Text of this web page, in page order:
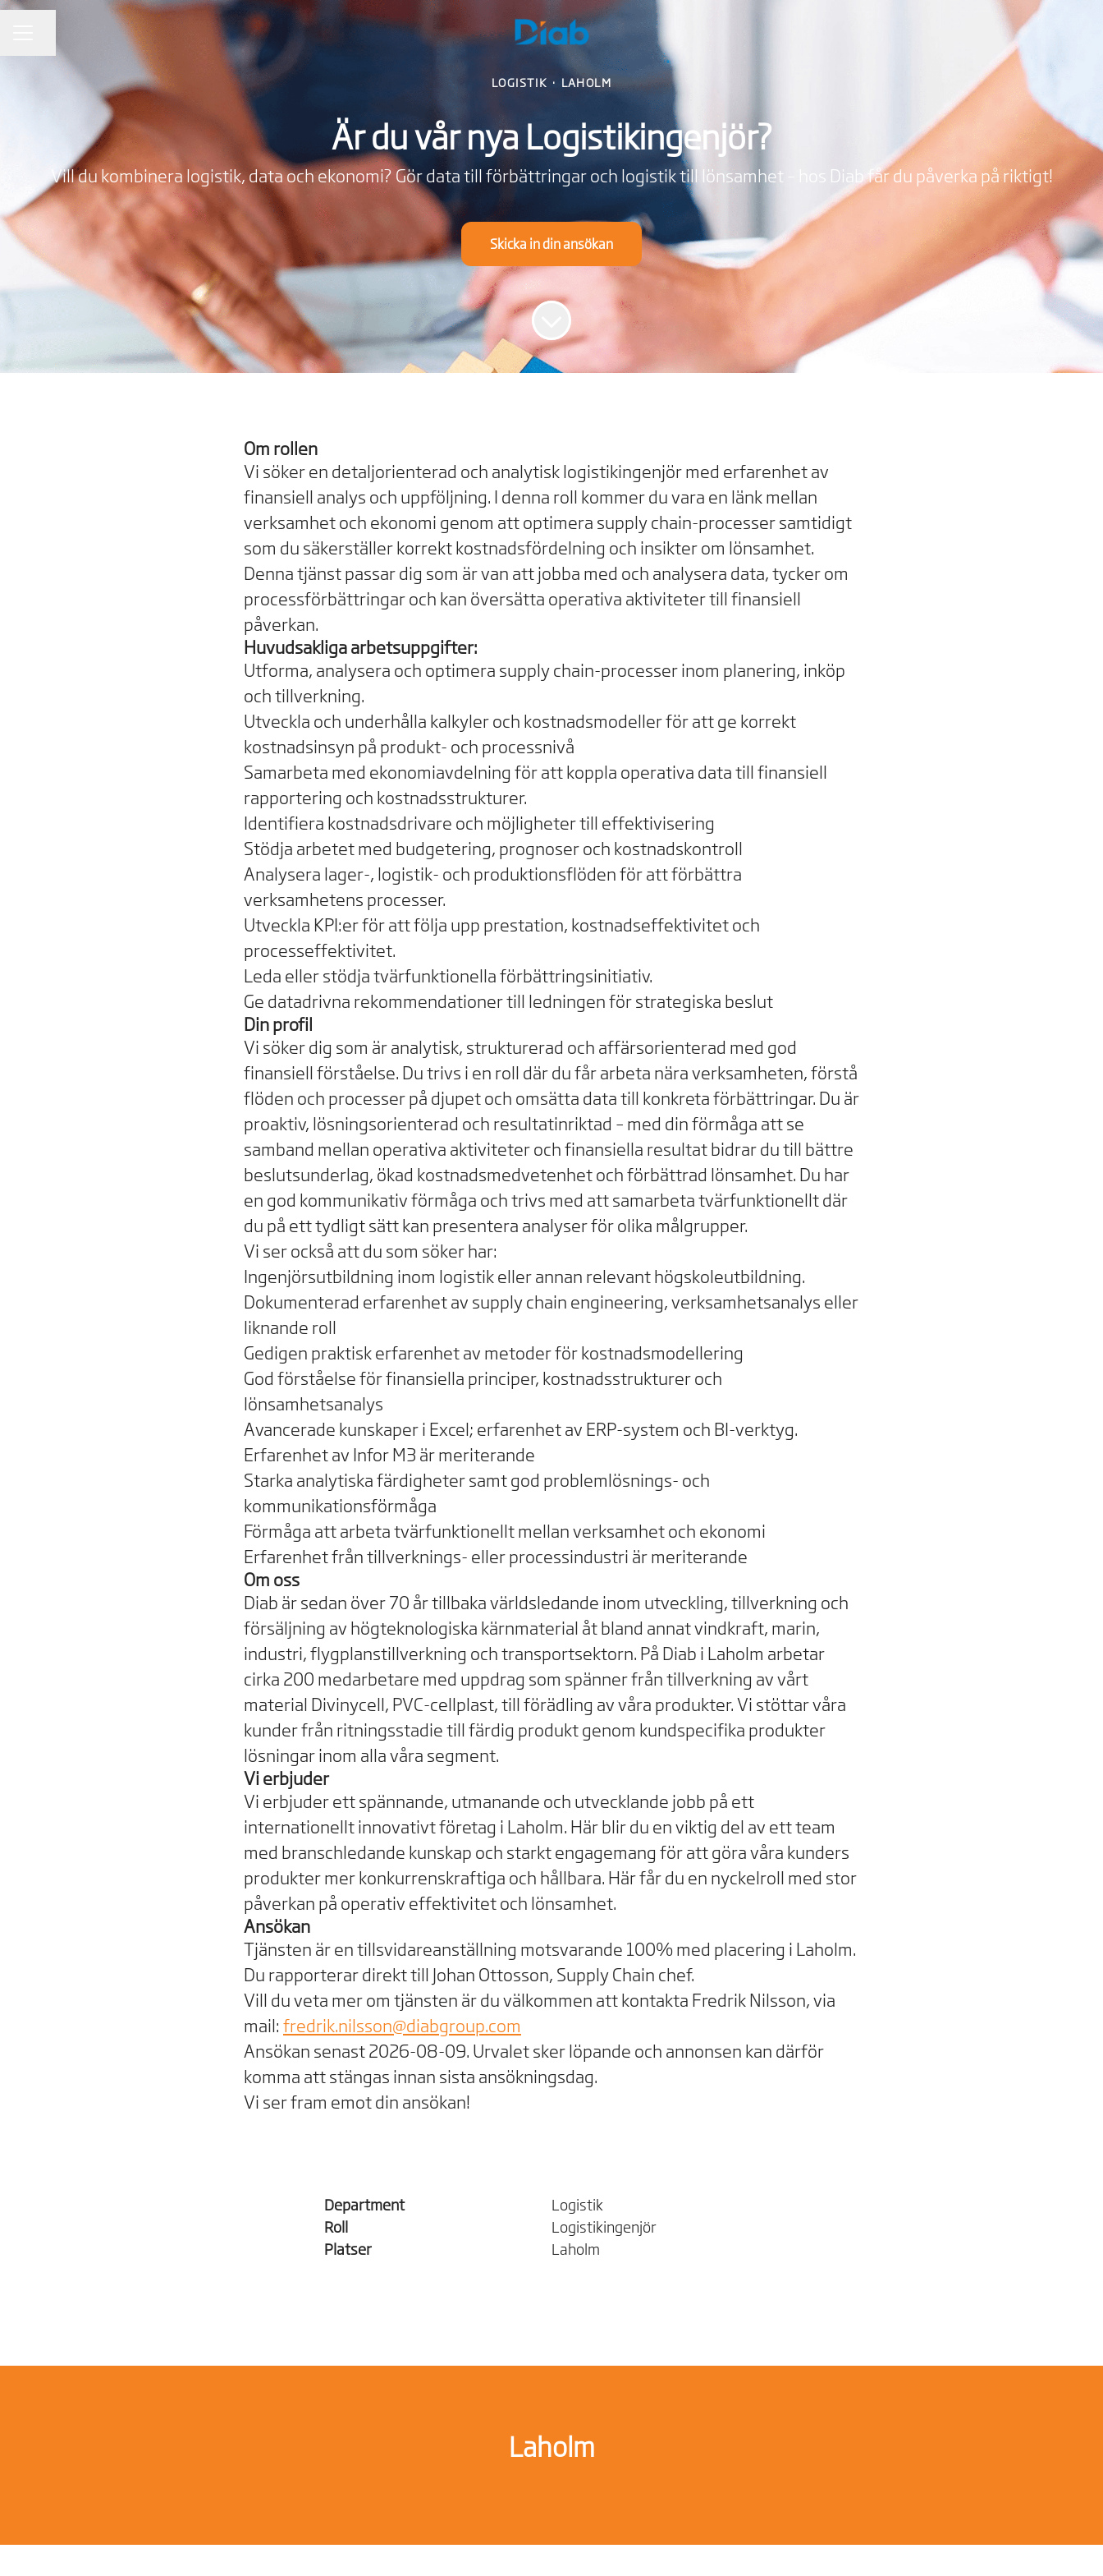
LOGISTIK · LAHOLM
Är du vår nya Logistikingenjör?
Vill du kombinera logistik, data och ekonomi? Gör data till förbättringar och logistik till lönsamhet – hos Diab får du påverka på riktigt!
Skicka in din ansökan
Om rollen
Vi söker en detaljorienterad och analytisk logistikingenjör med erfarenhet av
finansiell analys och uppföljning. I denna roll kommer du vara en länk mellan
verksamhet och ekonomi genom att optimera supply chain-processer samtidigt
som du säkerställer korrekt kostnadsfördelning och insikter om lönsamhet.
Denna tjänst passar dig som är van att jobba med och analysera data, tycker om
processförbättringar och kan översätta operativa aktiviteter till finansiell
påverkan.
Huvudsakliga arbetsuppgifter:
Utforma, analysera och optimera supply chain-processer inom planering, inköp
och tillverkning.
Utveckla och underhålla kalkyler och kostnadsmodeller för att ge korrekt
kostnadsinsyn på produkt- och processnivå
Samarbeta med ekonomiavdelning för att koppla operativa data till finansiell
rapportering och kostnadsstrukturer.
Identifiera kostnadsdrivare och möjligheter till effektivisering
Stödja arbetet med budgetering, prognoser och kostnadskontroll
Analysera lager-, logistik- och produktionsflöden för att förbättra
verksamhetens processer.
Utveckla KPI:er för att följa upp prestation, kostnadseffektivitet och
processeffektivitet.
Leda eller stödja tvärfunktionella förbättringsinitiativ.
Ge datadrivna rekommendationer till ledningen för strategiska beslut
Din profil
Vi söker dig som är analytisk, strukturerad och affärsorienterad med god
finansiell förståelse. Du trivs i en roll där du får arbeta nära verksamheten, förstå
flöden och processer på djupet och omsätta data till konkreta förbättringar. Du är
proaktiv, lösningsorienterad och resultatinriktad – med din förmåga att se
samband mellan operativa aktiviteter och finansiella resultat bidrar du till bättre
beslutsunderlag, ökad kostnadsmedvetenhet och förbättrad lönsamhet. Du har
en god kommunikativ förmåga och trivs med att samarbeta tvärfunktionellt där
du på ett tydligt sätt kan presentera analyser för olika målgrupper.
Vi ser också att du som söker har:
Ingenjörsutbildning inom logistik eller annan relevant högskoleutbildning.
Dokumenterad erfarenhet av supply chain engineering, verksamhetsanalys eller
liknande roll
Gedigen praktisk erfarenhet av metoder för kostnadsmodellering
God förståelse för finansiella principer, kostnadsstrukturer och
lönsamhetsanalys
Avancerade kunskaper i Excel; erfarenhet av ERP-system och BI-verktyg.
Erfarenhet av Infor M3 är meriterande
Starka analytiska färdigheter samt god problemlösnings- och
kommunikationsförmåga
Förmåga att arbeta tvärfunktionellt mellan verksamhet och ekonomi
Erfarenhet från tillverknings- eller processindustri är meriterande
Om oss
Diab är sedan över 70 år tillbaka världsledande inom utveckling, tillverkning och
försäljning av högteknologiska kärnmaterial åt bland annat vindkraft, marin,
industri, flygplanstillverkning och transportsektorn. På Diab i Laholm arbetar
cirka 200 medarbetare med uppdrag som spänner från tillverkning av vårt
material Divinycell, PVC-cellplast, till förädling av våra produkter. Vi stöttar våra
kunder från ritningsstadie till färdig produkt genom kundspecifika produkter
lösningar inom alla våra segment.
Vi erbjuder
Vi erbjuder ett spännande, utmanande och utvecklande jobb på ett
internationellt innovativt företag i Laholm. Här blir du en viktig del av ett team
med branschledande kunskap och starkt engagemang för att göra våra kunders
produkter mer konkurrenskraftiga och hållbara. Här får du en nyckelroll med stor
påverkan på operativ effektivitet och lönsamhet.
Ansökan
Tjänsten är en tillsvidareanställning motsvarande 100% med placering i Laholm.
Du rapporterar direkt till Johan Ottosson, Supply Chain chef.
Vill du veta mer om tjänsten är du välkommen att kontakta Fredrik Nilsson, via
mail: fredrik.nilsson@diabgroup.com
Ansökan senast 2026-08-09. Urvalet sker löpande och annonsen kan därför
komma att stängas innan sista ansökningsdag.
Vi ser fram emot din ansökan!
Department
Logistik
Roll
Logistikingenjör
Platser
Laholm
Laholm